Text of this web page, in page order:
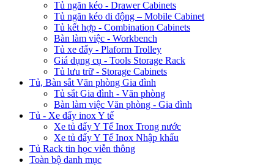
Tủ ngăn kéo - Drawer Cabinets
Tủ ngăn kéo di động – Mobile Cabinet
Tủ kết hợp - Combination Cabinets
Bàn làm việc - Workbench
Tủ xe đẩy - Plaform Trolley
Giá dụng cụ - Tools Storage Rack
Tủ lưu trữ - Storage Cabinets
Tủ, Bàn sắt Văn phòng Gia đình
Tủ sắt Gia đình - Văn phòng
Bàn làm việc Văn phòng - Gia đình
Tủ - Xe đẩy inox Y tế
Xe tủ đẩy Y Tế Inox Trong nước
Xe tủ đẩy Y Tế Inox Nhập khẩu
Tủ Rack tin học viễn thông
Toàn bộ danh mục